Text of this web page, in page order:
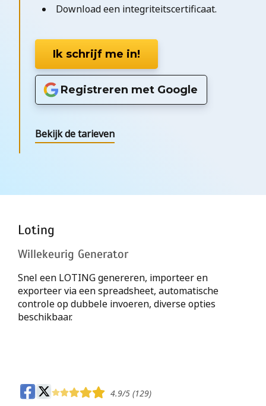
Loting
Willekeurig Generator
Snel een LOTING genereren, importeer en
exporteer via een spreadsheet, automatische
controle op dubbele invoeren, diverse opties
beschikbaar.
Download een integriteitscertificaat.
Ik schrijf me in!
Registreren met Google
Bekijk de tarieven
4.9/5 (129)